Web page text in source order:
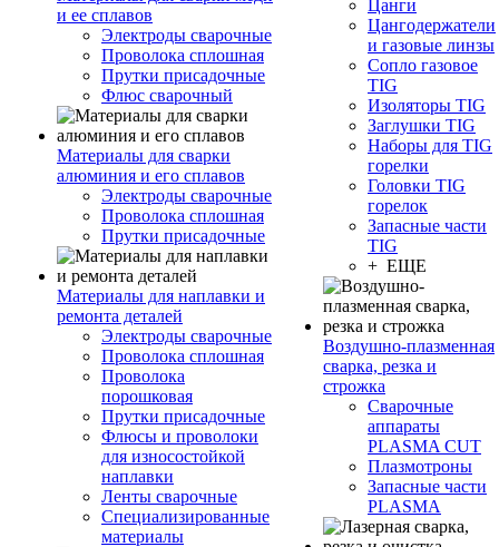
и ее сплавов
Электроды сварочные
Проволока сплошная
Прутки присадочные
Флюс сварочный
Материалы для сварки
алюминия и его сплавов
Электроды сварочные
Проволока сплошная
Прутки присадочные
Материалы для наплавки и
ремонта деталей
Электроды сварочные
Проволока сплошная
Проволока
порошковая
Прутки присадочные
Флюсы и проволоки
для износостойкой
наплавки
Ленты сварочные
Специализированные
материалы
Цанги
Цангодержатели
и газовые линзы
Сопло газовое
TIG
Изоляторы TIG
Заглушки TIG
Наборы для TIG
горелки
Головки TIG
горелок
Запасные части
TIG
+ ЕЩЕ
Воздушно-плазменная
сварка, резка и
строжка
Сварочные
аппараты
PLASMA CUT
Плазмотроны
Запасные части
PLASMA